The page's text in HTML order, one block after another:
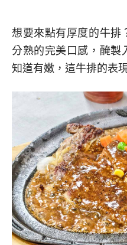
想要來點有厚度的牛排
分熟的完美口感，醃製
知道有嫩，這牛排的表